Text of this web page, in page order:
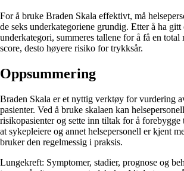
For å bruke Braden Skala effektivt, må
de seks underkategoriene grundig. Etter å ha
underkategori, summeres tallene for å få en total
score, desto høyere risiko for trykksår.
Oppsummering
Braden Skala er et nyttig verktøy for vurdering
pasienter. Ved å bruke skalaen kan
risikopasienter og sette inn tiltak for å
at sykepleiere og annet helsepersonell er kjent
bruker den regelmessig i praksis.
Lungekreft: Symptomer, stadier, prognose og